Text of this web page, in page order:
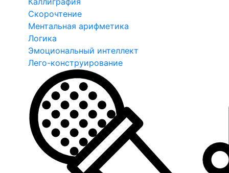
Скорочтение
Ментальная арифметика
Логика
Эмоциональный интеллект
Лего-конструирование